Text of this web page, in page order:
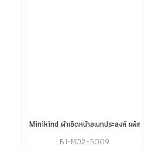
Minikind ผ้าเช็ดหน้าอเนกประสงค์ แพ็ค 4
B1-M02-5009